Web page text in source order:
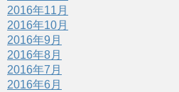
2016年11月
2016年10月
2016年9月
2016年8月
2016年7月
2016年6月